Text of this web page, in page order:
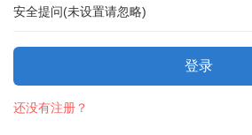
安全提问(未设置请忽略)
登录
还没有注册？